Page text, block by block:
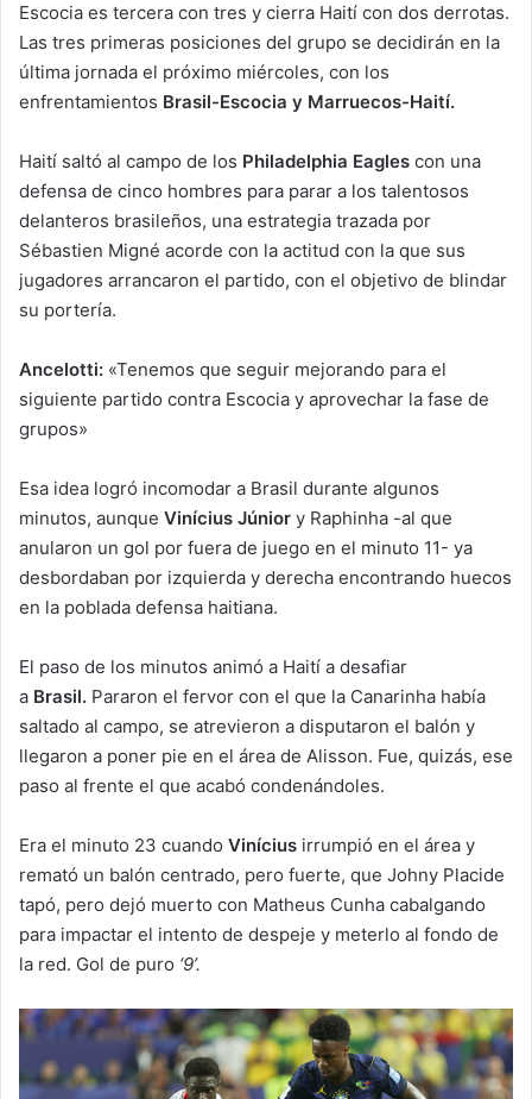
Escocia es tercera con tres y cierra Haití con dos derrotas.
Las tres primeras posiciones del grupo se decidirán en la
última jornada el próximo miércoles, con los
enfrentamientos Brasil-Escocia y Marruecos-Haití.
Haití saltó al campo de los Philadelphia Eagles con una
defensa de cinco hombres para parar a los talentosos
delanteros brasileños, una estrategia trazada por
Sébastien Migné acorde con la actitud con la que sus
jugadores arrancaron el partido, con el objetivo de blindar
su portería.
Ancelotti: «Tenemos que seguir mejorando para el
siguiente partido contra Escocia y aprovechar la fase de
grupos»
Esa idea logró incomodar a Brasil durante algunos
minutos, aunque Vinícius Júnior y Raphinha -al que
anularon un gol por fuera de juego en el minuto 11- ya
desbordaban por izquierda y derecha encontrando huecos
en la poblada defensa haitiana.
El paso de los minutos animó a Haití a desafiar
a Brasil. Pararon el fervor con el que la Canarinha había
saltado al campo, se atrevieron a disputaron el balón y
llegaron a poner pie en el área de Alisson. Fue, quizás, ese
paso al frente el que acabó condenándoles.
Era el minuto 23 cuando Vinícius irrumpió en el área y
remató un balón centrado, pero fuerte, que Johny Placide
tapó, pero dejó muerto con Matheus Cunha cabalgando
para impactar el intento de despeje y meterlo al fondo de
la red. Gol de puro ‘9’.